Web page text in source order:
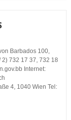
Barbados 100,
732 17 37, 732 18
Internet:
4, 1040 Wien Tel: